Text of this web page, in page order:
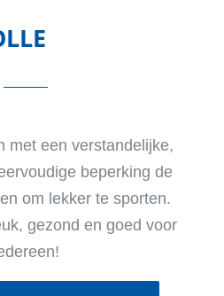
met een verstandelijke,
beperking de
om lekker te sporten.
gezond en goed voor